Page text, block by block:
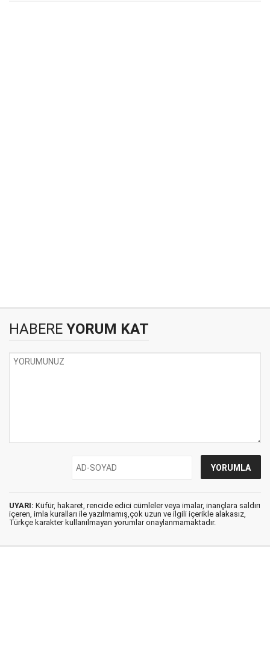
HABERE YORUM KAT
UYARI: Küfür, hakaret, rencide edici cümleler veya imalar, inançlara saldırı
içeren, imla kuralları ile yazılmamış,çok uzun ve ilgili içerikle alakasız,
Türkçe karakter kullanılmayan yorumlar onaylanmamaktadır.